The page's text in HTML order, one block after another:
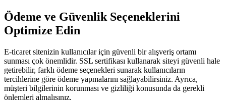
Ödeme ve Güvenlik Seçeneklerini
Optimize Edin
E-ticaret sitenizin kullanıcılar için güvenli bir alışveriş ortamı
sunması çok önemlidir. SSL sertifikası kullanarak siteyi güvenli hale
getirebilir, farklı ödeme seçenekleri sunarak kullanıcıların
tercihlerine göre ödeme yapmalarını sağlayabilirsiniz. Ayrıca,
müşteri bilgilerinin korunması ve gizliliği konusunda da gerekli
önlemleri almalısınız.